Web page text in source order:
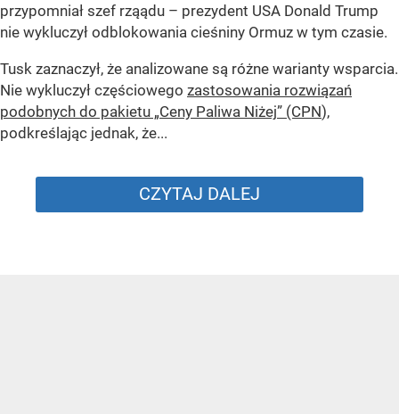
przypomniał szef rząądu – prezydent USA Donald Trump
nie wykluczył odblokowania cieśniny Ormuz w tym czasie.
Tusk zaznaczył, że analizowane są różne warianty wsparcia.
Nie wykluczył częściowego zastosowania rozwiązań
podobnych do pakietu „Ceny Paliwa Niżej” (CPN),
podkreślając jednak, że...
CZYTAJ DALEJ